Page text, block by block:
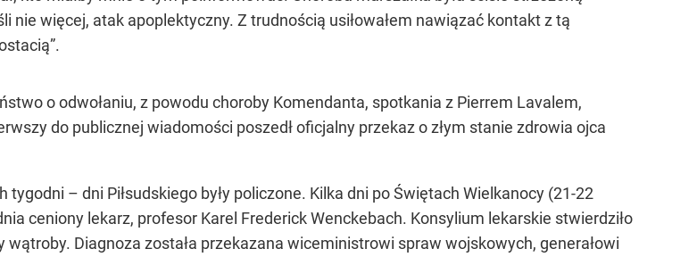
nie więcej, atak apoplektyczny. Z trudnością usiłowałem nawiązać kontakt z tą
o odwołaniu, z powodu choroby Komendanta, spotkania z Pierrem Lavalem,
do publicznej wiadomości poszedł oficjalny przekaz o złym stanie zdrowia ojca
– dni Piłsudskiego były policzone. Kilka dni po Świętach Wielkanocy (21-22
ceniony lekarz, profesor Karel Frederick Wenckebach. Konsylium lekarskie stwierdziło
Diagnoza została przekazana wiceministrowi spraw wojskowych, generałowi